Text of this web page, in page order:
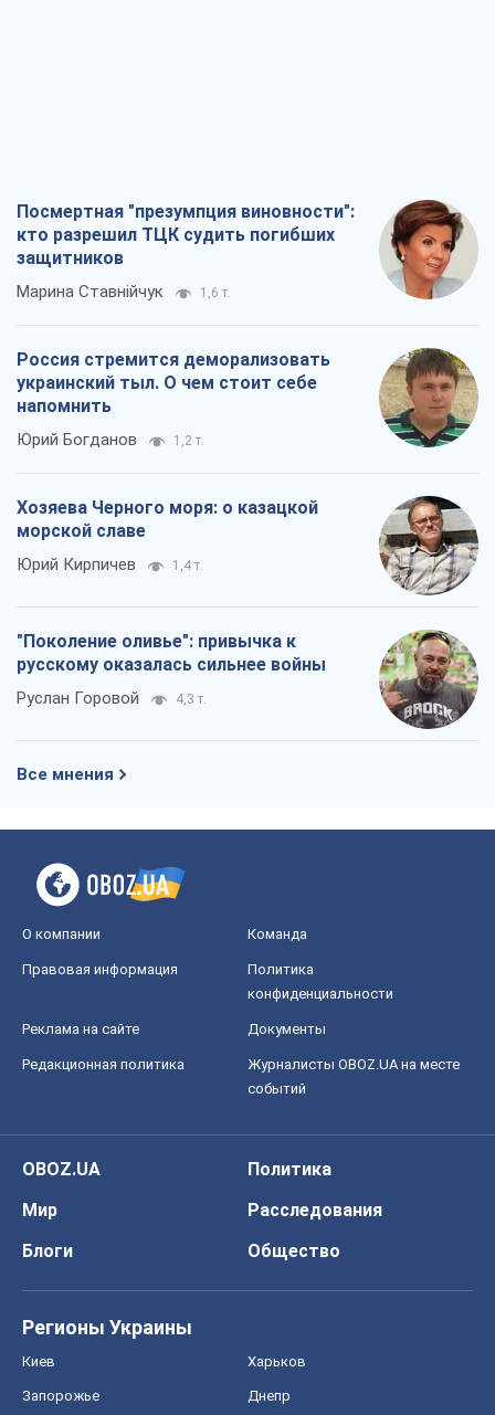
Посмертная "презумпция виновности":
кто разрешил ТЦК судить погибших
защитников
Марина Ставнійчук 1,6 т.
Россия стремится деморализовать
украинский тыл. О чем стоит себе
напомнить
Юрий Богданов 1,2 т.
Хозяева Черного моря: о казацкой
морской славе
Юрий Кирпичев 1,4 т.
"Поколение оливье": привычка к
русскому оказалась сильнее войны
Руслан Горовой 4,3 т.
Все мнения
О компании Команда
Правовая информация
Политика
конфиденциальности
Реклама на сайте Документы
Редакционная политика
Журналисты OBOZ.UA на месте
событий
OBOZ.UA
Политика
Мир
Расследования
Блоги
Общество
Регионы Украины
Киев Харьков
Запорожье Днепр